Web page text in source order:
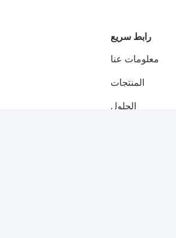
رابط سريع
معلومات عنا
المنتجات
الحلول